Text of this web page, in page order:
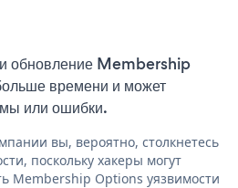
и обновление Membership
времени и может
или ошибки.
вы, вероятно, столкнетесь
поскольку хакеры могут
Membership Options уязвимости